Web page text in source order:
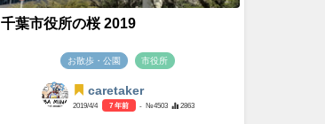
千葉市役所の桜 2019
お散歩・公園 市役所
caretaker
2019/4/4 7 年前 - №4503 2863